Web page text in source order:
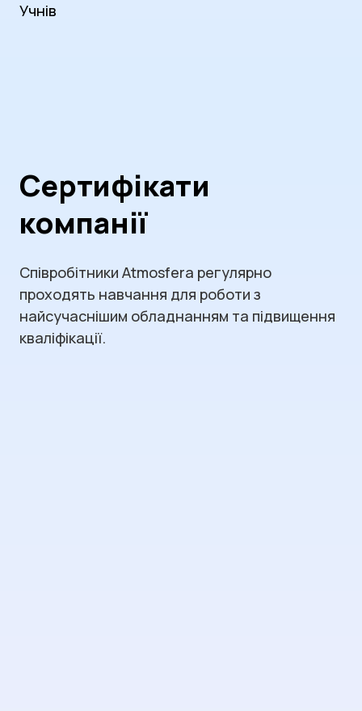
Учнів
Сертифікати
компанії
Співробітники Atmosfera регулярно
проходять навчання для роботи з
найсучаснішим обладнанням та підвищення
кваліфікації.